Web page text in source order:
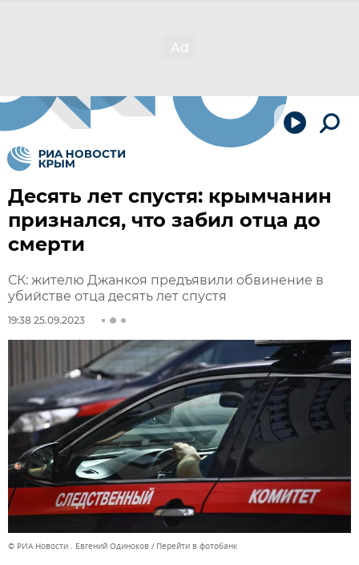
Десять лет спустя: крымчанин
признался, что забил отца до
смерти
СК: жителю Джанкоя предъявили обвинение в
убийстве отца десять лет спустя
19:38 25.09.2023
© РИА Новости . Евгений Одиноков Перейти в фотобанк